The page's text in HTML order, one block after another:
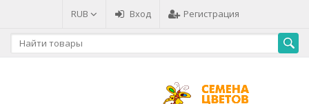
RUB Вход Регистрация